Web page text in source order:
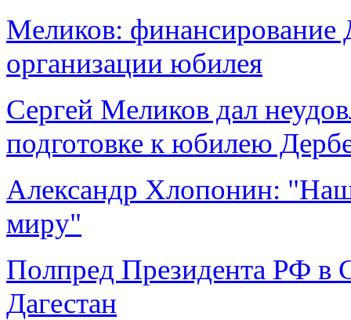
Меликов: финансирование
организации юбилея
Сергей Меликов дал
подготовке к юбилею
Александр Хлопонин:
миру"
Полпред Президента РФ
Дагестан